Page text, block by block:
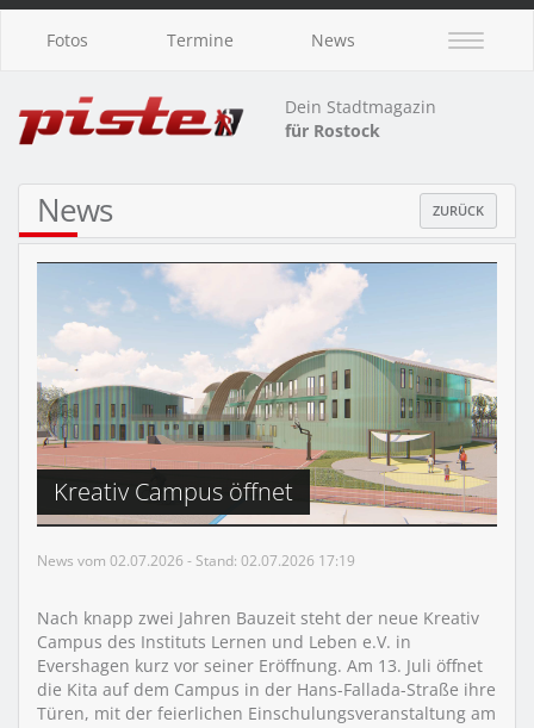
Fotos Termine News
Dein Stadtmagazin
für Rostock
News ZURÜCK
Kreativ Campus öffnet
News vom 02.07.2026 - Stand: 02.07.2026 17:19
Nach knapp zwei Jahren Bauzeit steht der neue Kreativ
Campus des Instituts Lernen und Leben e.V. in
Evershagen kurz vor seiner Eröffnung. Am 13. Juli öffnet
die Kita auf dem Campus in der Hans-Fallada-Straße ihre
Türen, mit der feierlichen Einschulungsveranstaltung am